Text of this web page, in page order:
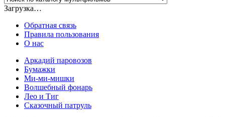
Загрузка…
Обратная связь
Правила пользования
О нас
Аркадий паровозов
Бумажки
Ми-ми-мишки
Волшебный фонарь
Лео и Тиг
Сказочный патруль